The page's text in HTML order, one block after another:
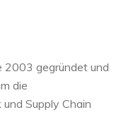
2003 gegründet und
die
Supply Chain